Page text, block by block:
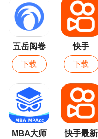
五岳阅卷
下载
快手
下载
MBA大师
快手最新